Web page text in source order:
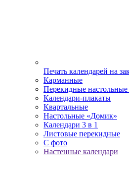
Печать календарей на
Карманные
Перекидные
Календари-плакаты
Квартальные
Настольные «Домик»
Календари 3 в 1
Листовые перекидные
С фото
Настенные календари